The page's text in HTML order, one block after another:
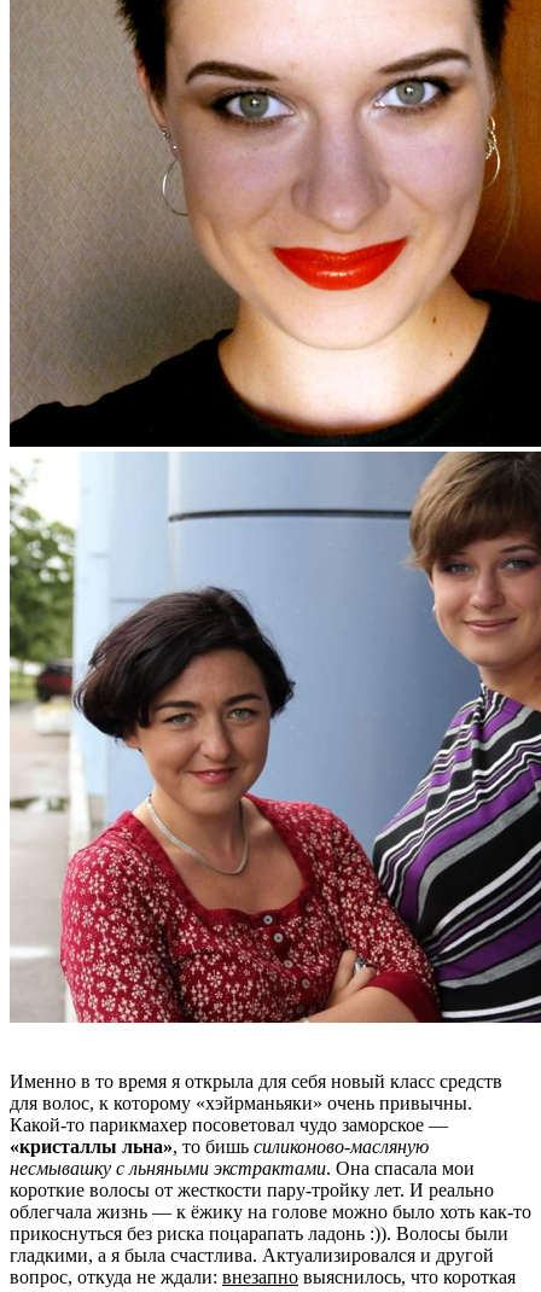
Именно в то время я открыла для себя новый класс средств
для волос, к которому «хэйрманьяки» очень привычны.
Какой-то парикмахер посоветовал чудо заморское —
«кристаллы льна», то бишь силиконово-масляную
несмывашку с льняными экстрактами. Она спасала мои
короткие волосы от жесткости пару-тройку лет. И реально
облегчала жизнь — к ёжику на голове можно было хоть как-то
прикоснуться без риска поцарапать ладонь :)). Волосы были
гладкими, а я была счастлива. Актуализировался и другой
вопрос, откуда не ждали: внезапно выяснилось, что короткая